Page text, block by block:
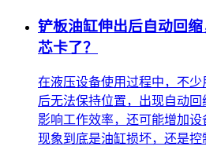
铲板油缸伸出后自动回
芯卡了？
在液压设备使用过程中，不
后无法保持位置，出现自动
影响工作效率，还可能增加
现象到底是油缸损坏，还是